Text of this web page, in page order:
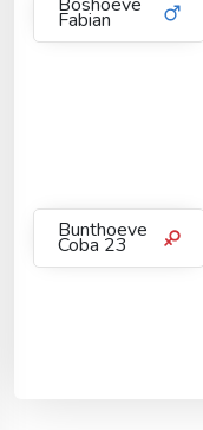
Fabian
Bunthoeve
Coba 23